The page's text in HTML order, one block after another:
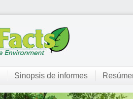
Sinopsis de informes